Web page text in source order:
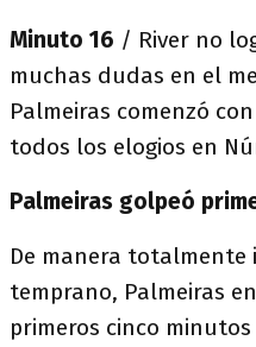
Minuto 16 / River no
muchas dudas en el
Palmeiras comenzó
todos los elogios en
Palmeiras golpeó
De manera totalmente
temprano, Palmeiras
primeros cinco